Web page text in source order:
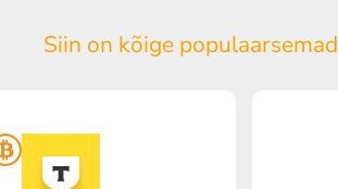
Siin on kõige populaarsemad